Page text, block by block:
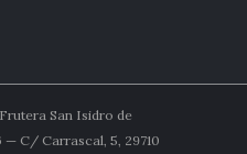
San Isidro de
C/ Carrascal, 5, 29710